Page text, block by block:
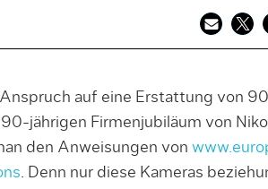
auf eine Erstattung von 90
jährigen Firmenjubiläum von
den Anweisungen von
. Denn nur diese Kameras